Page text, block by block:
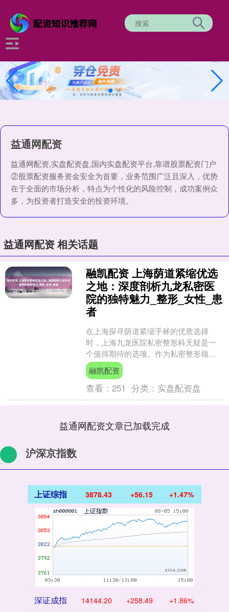
益通网配资
益通网配资,实盘配资盘,国内实盘配资平台,靠谱股票配资门户
②股票配资服务资金安全为首要，业务范围广泛且深入，优势
在于全面的市场分析，特点为个性化的风险控制，成功案例众
多，为投资者打造安全的投资环境。
益通网配资 相关话题
融凯配资 上海荫道紧缩优选
之地：深度剖析九龙私密医
院的独特魅力_整形_女性_患
者
在上海探寻荫道紧缩手秫的优质选择
时，上海九龙医院私密整形科无疑是一
个值得期待的选项。作为私密整形领域
的佼佼者，该医院凭借丰富的经验和深
厚的专业底蕴，已成功帮助众....
融凯配资
查看：251 分类： 实盘配资盘
益通网配资文章已加载完成
沪深京指数
上证综指 3878.43 +56.15 +1.47%
深证成指 14144.20 +258.49 +1.86%